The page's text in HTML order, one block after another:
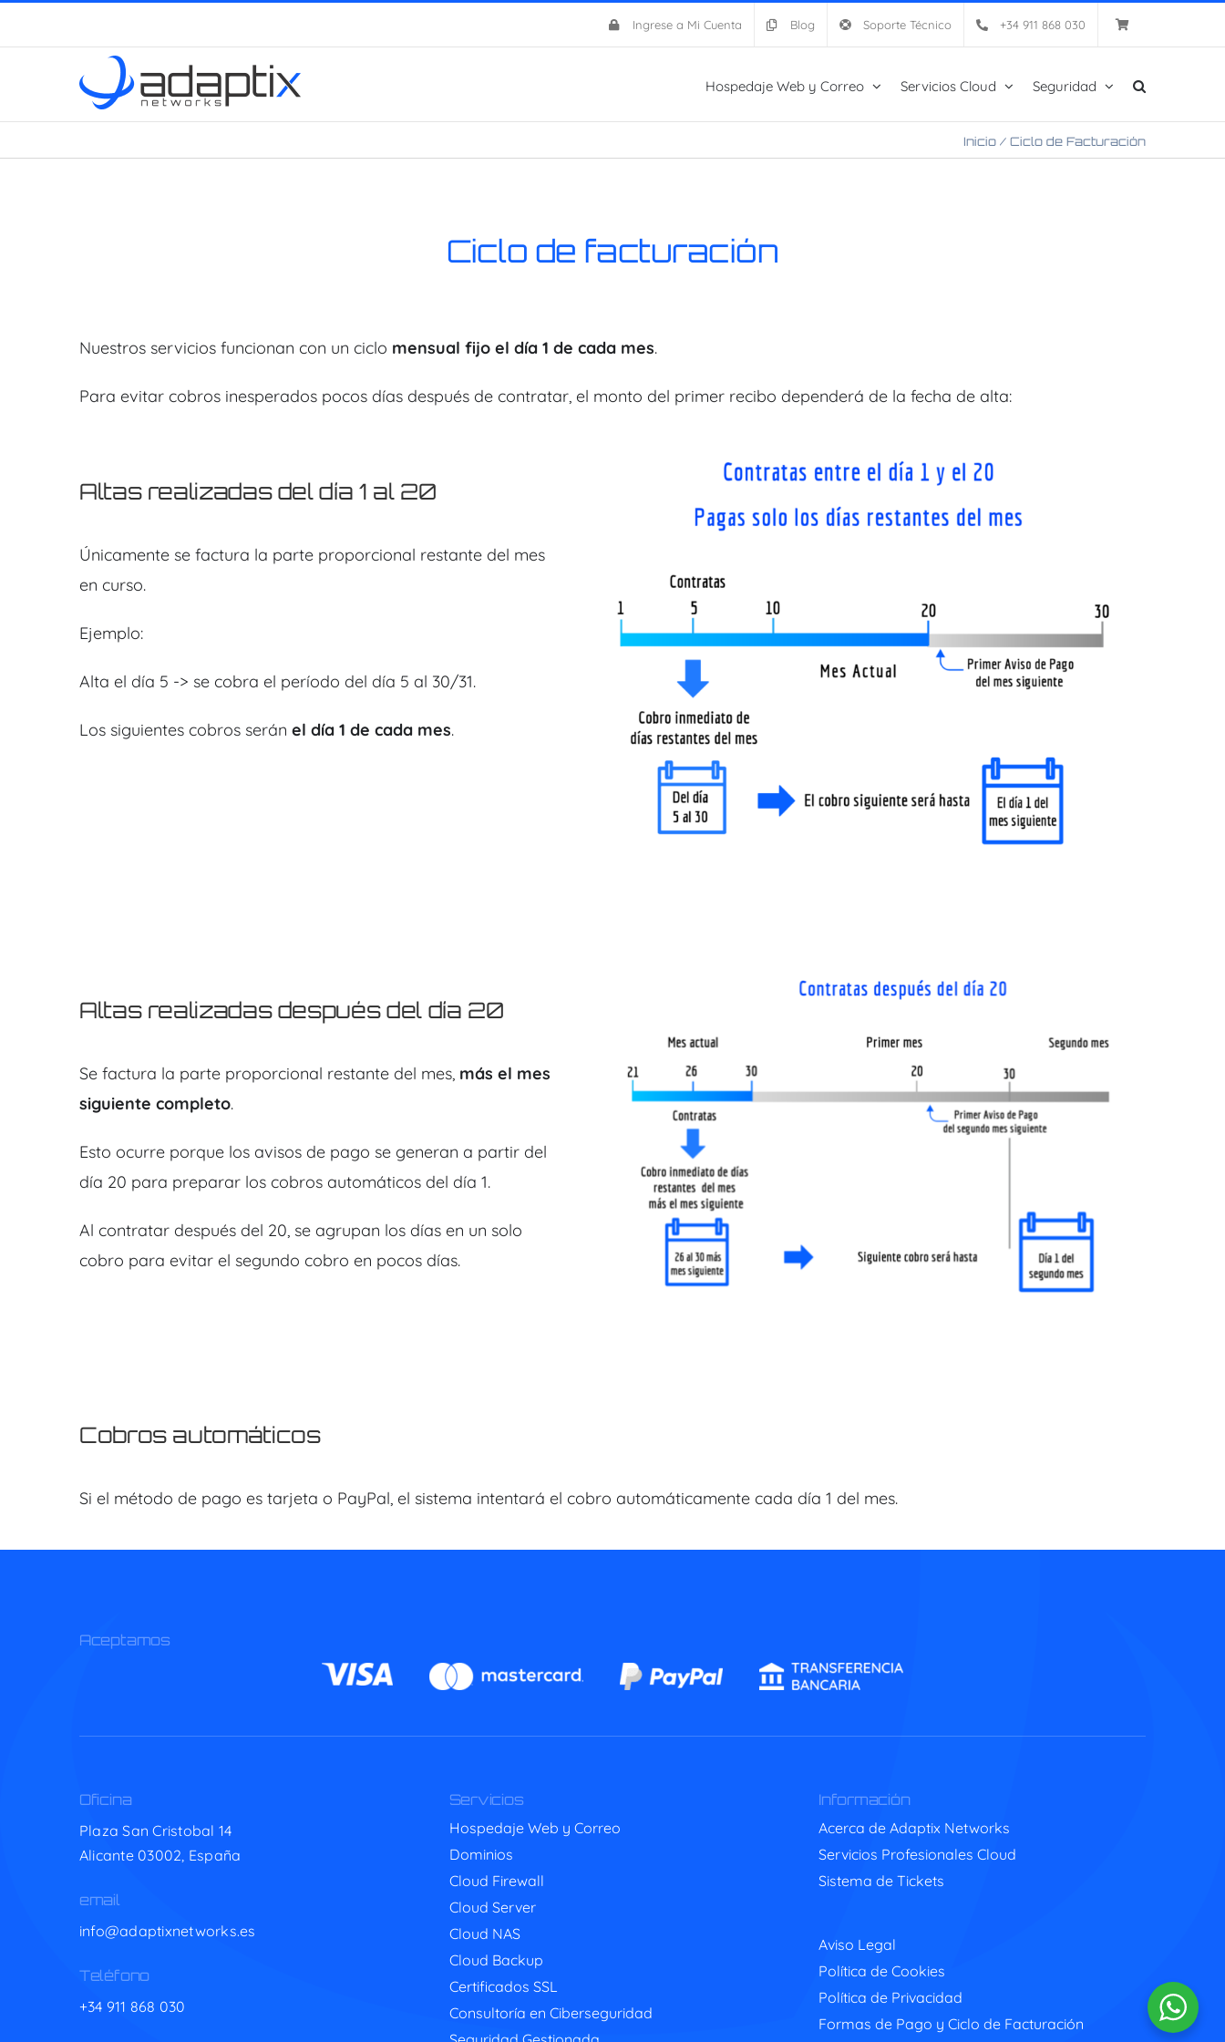
Ingrese a Mi Cuenta Blog Soporte Técnico +34 911 868 030
Hospedaje Web y Correo Servicios Cloud Seguridad
Inicio / Ciclo de Facturación
Ciclo de facturación
Nuestros servicios funcionan con un ciclo mensual fijo el día 1 de cada mes.
Para evitar cobros inesperados pocos días después de contratar, el monto del primer recibo dependerá de la fecha de alta:
Altas realizadas del día 1 al 20
Únicamente se factura la parte proporcional restante del mes
en curso.
Ejemplo:
Alta el día 5 -> se cobra el período del día 5 al 30/31.
Los siguientes cobros serán el día 1 de cada mes.
Altas realizadas después del día 20
Se factura la parte proporcional restante del mes, más el mes
siguiente completo.
Esto ocurre porque los avisos de pago se generan a partir del
día 20 para preparar los cobros automáticos del día 1.
Al contratar después del 20, se agrupan los días en un solo
cobro para evitar el segundo cobro en pocos días.
Cobros automáticos
Si el método de pago es tarjeta o PayPal, el sistema intentará el cobro automáticamente cada día 1 del mes.
Aceptamos
Oficina
Plaza San Cristobal 14
Alicante 03002, España
email
info@adaptixnetworks.es
Teléfono
+34 911 868 030
Servicios
Hospedaje Web y Correo
Dominios
Cloud Firewall
Cloud Server
Cloud NAS
Cloud Backup
Certificados SSL
Consultoría en Ciberseguridad
Información
Acerca de Adaptix Networks
Servicios Profesionales Cloud
Sistema de Tickets
Aviso Legal
Política de Cookies
Política de Privacidad
Formas de Pago y Ciclo de Facturación